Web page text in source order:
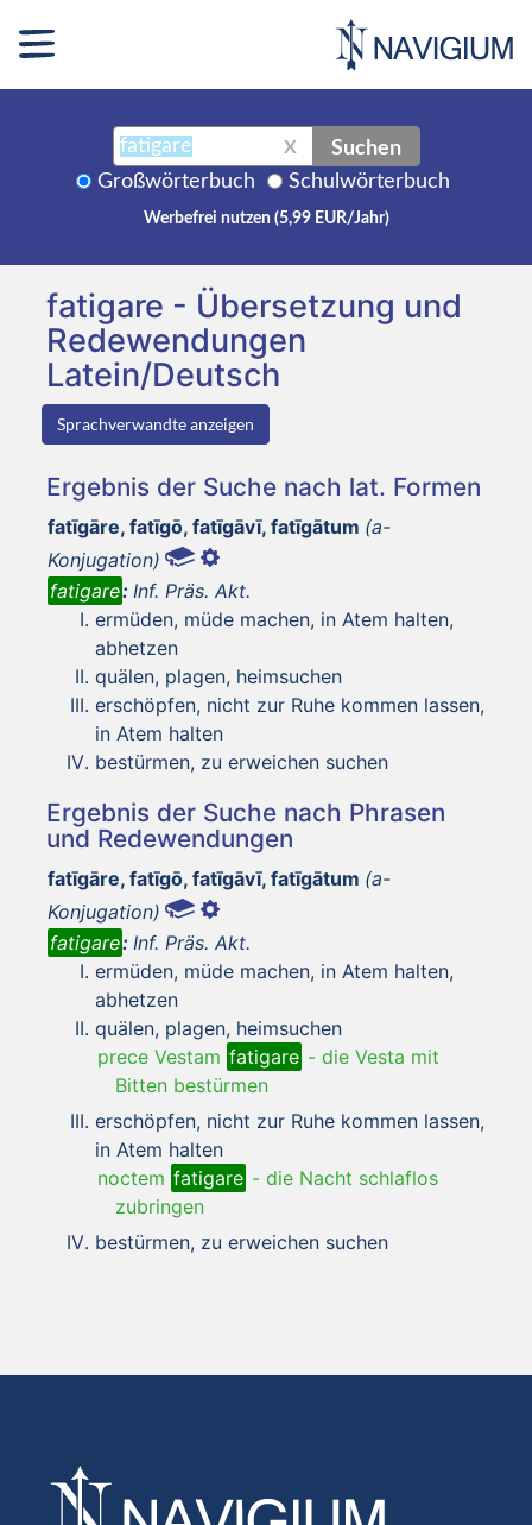
X Suchen
Großwörterbuch Schulwörterbuch
Werbefrei nutzen (5,99 EUR/Jahr)
fatigare - Übersetzung und
Redewendungen
Latein/Deutsch
Sprachverwandte anzeigen
Ergebnis der Suche nach lat. Formen
fatīgāre, fatīgō, fatīgāvī, fatīgātum (a-
Konjugation)
fatigare: Inf. Präs. Akt.
ermüden, müde machen, in Atem halten,
abhetzen
quälen, plagen, heimsuchen
erschöpfen, nicht zur Ruhe kommen lassen,
in Atem halten
bestürmen, zu erweichen suchen
Ergebnis der Suche nach Phrasen
und Redewendungen
fatīgāre, fatīgō, fatīgāvī, fatīgātum (a-
Konjugation)
fatigare: Inf. Präs. Akt.
ermüden, müde machen, in Atem halten,
abhetzen
quälen, plagen, heimsuchen
prece Vestam fatigare - die Vesta mit
Bitten bestürmen
erschöpfen, nicht zur Ruhe kommen lassen,
in Atem halten
noctem fatigare - die Nacht schlaflos
zubringen
bestürmen, zu erweichen suchen